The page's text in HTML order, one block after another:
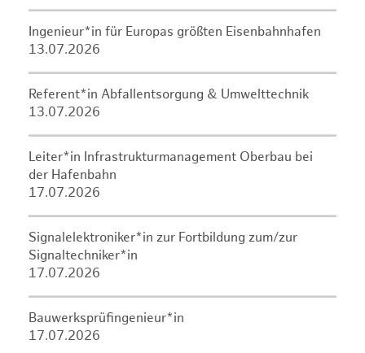
Ingenieur*in für Europas größten Eisenbahnhafen
13.07.2026
Referent*in Abfallentsorgung & Umwelttechnik
13.07.2026
Leiter*in Infrastrukturmanagement Oberbau bei
der Hafenbahn
17.07.2026
Signalelektroniker*in zur Fortbildung zum/zur
Signaltechniker*in
17.07.2026
Bauwerksprüfingenieur*in
17.07.2026